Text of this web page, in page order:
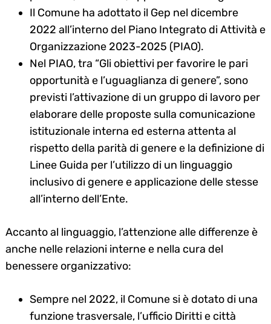
Il Comune ha adottato il Gep nel dicembre
2022 all’interno del Piano Integrato di Attività e
Organizzazione 2023-2025 (PIAO).
Nel PIAO, tra “Gli obiettivi per favorire le pari
opportunità e l’uguaglianza di genere”, sono
previsti l’attivazione di un gruppo di lavoro per
elaborare delle proposte sulla comunicazione
istituzionale interna ed esterna attenta al
rispetto della parità di genere e la definizione di
Linee Guida per l’utilizzo di un linguaggio
inclusivo di genere e applicazione delle stesse
all’interno dell’Ente.
Accanto al linguaggio, l’attenzione alle differenze è
anche nelle relazioni interne e nella cura del
benessere organizzativo:
Sempre nel 2022, il Comune si è dotato di una
funzione trasversale, l’ufficio Diritti e città